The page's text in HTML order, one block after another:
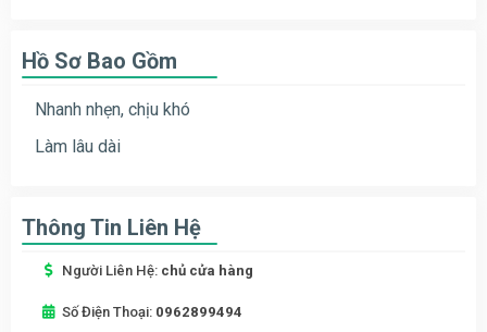
Hồ Sơ Bao Gồm
Nhanh nhẹn, chịu khó
Làm lâu dài
Thông Tin Liên Hệ
Người Liên Hệ: chủ cửa hàng
Số Điện Thoại: 0962899494